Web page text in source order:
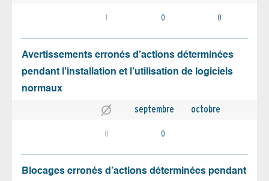
1 0 0
Avertissements erronés d’actions déterminées
pendant l’installation et l’utilisation de logiciels
normaux
septembre octobre
0 0
Blocages erronés d’actions déterminées pendant